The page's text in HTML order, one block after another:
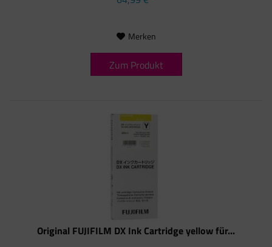
Merken
Zum Produkt
Original FUJIFILM DX Ink Cartridge yellow für...